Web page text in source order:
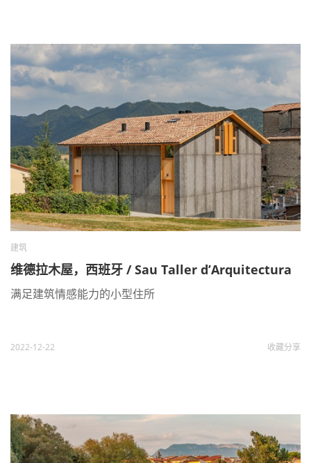
建筑
维德拉木屋，西班牙 / Sau Taller d’Arquitectura
满足建筑情感能力的小型住所
2022-12-22 收藏分享